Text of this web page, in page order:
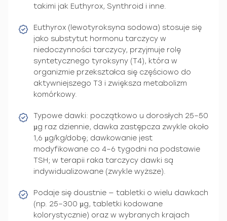
takimi jak Euthyrox, Synthroid i inne.
Euthyrox (lewotyroksyna sodowa) stosuje się
jako substytut hormonu tarczycy w
niedoczynności tarczycy, przyjmuje rolę
syntetycznego tyroksyny (T4), która w
organizmie przekształca się częściowo do
aktywniejszego T3 i zwiększa metabolizm
komórkowy.
Typowe dawki: początkowo u dorosłych 25–50
µg raz dziennie, dawka zastępcza zwykle około
1,6 µg/kg/dobę; dawkowanie jest
modyfikowane co 4–6 tygodni na podstawie
TSH; w terapii raka tarczycy dawki są
indywidualizowane (zwykle wyższe).
Podaje się doustnie — tabletki o wielu dawkach
(np. 25–300 µg, tabletki kodowane
kolorystycznie) oraz w wybranych krajach